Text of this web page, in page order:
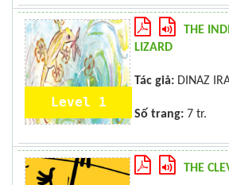
Level 1
THE
LIZARD
Tác giả: DINAZ
Số trang: 7 tr.
THE